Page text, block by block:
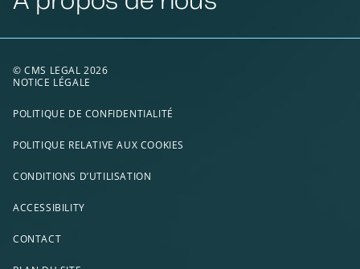
© CMS LEGAL 2026
NOTICE LÉGALE
POLITIQUE DE CONFIDENTIALITÉ
POLITIQUE RELATIVE AUX COOKIES
CONDITIONS D’UTILISATION
ACCESSIBILITY
CONTACT